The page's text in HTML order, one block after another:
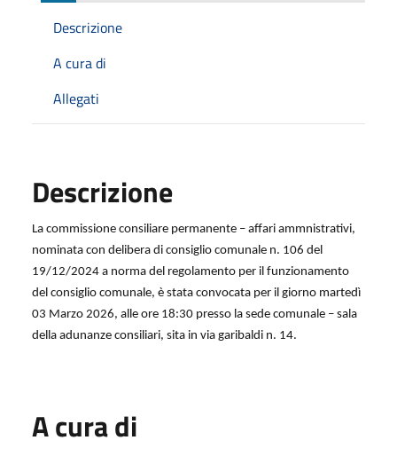
Descrizione
A cura di
Allegati
Descrizione
La commissione consiliare permanente – affari ammnistrativi,
nominata con delibera di consiglio comunale n. 106 del
19/12/2024 a norma del regolamento per il funzionamento
del consiglio comunale, è stata convocata per il giorno martedì
03 Marzo 2026, alle ore 18:30 presso la sede comunale – sala
della adunanze consiliari, sita in via garibaldi n. 14.
A cura di